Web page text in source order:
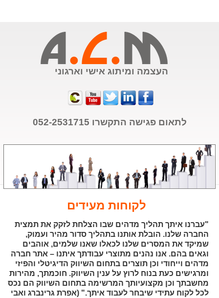
העצמה ומיתוג אישי וארגוני
לתאום פגישה התקשרו 052-2531715
לקוחות מעידים
"עברנו איתך תהליך מדהים שבו הצלחת לזקק את תמצית
החברה שלנו. הובלת אותנו בתהליך סדור מהיר ועמוק,
שמיקד את המסרים שלנו לכאלו שאנו שלמים, אוהבים
וגאים בהם. אנו נהנים מתוצרי עבודתך איתנו – אתר חברה
מדהים וייחודי וכן תוצרים בתחום השיווק הדיגיטלי והפיזי
ומרגישים כעת בנוח לרוץ על ענין השיווק. חוכמתך, מהירות
מחשבתך וכן מקצועיותך המרשימה בתחום השיווק הם נכס
לכל לקוח עתידי שיבחר לעבוד איתך." (אפרת גרינברג ואבי